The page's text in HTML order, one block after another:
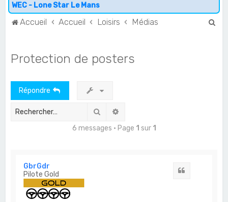
WEC - Lone Star Le Mans
Accueil Accueil Loisirs Médias
Protection de posters
Répondre
Rechercher
6 messages • Page 1 sur 1
GbrGdr
Pilote Gold